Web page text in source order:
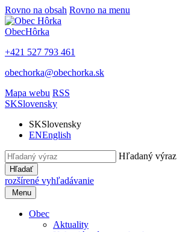
Rovno na obsah Rovno na menu
ObecHôrka
+421 527 793 461
obechorka@obechorka.sk
Mapa webu RSS
SKSlovensky
SKSlovensky
ENEnglish
Hľadaný výraz
Hľadať
rozšírené vyhľadávanie
Menu
Obec
Aktuality